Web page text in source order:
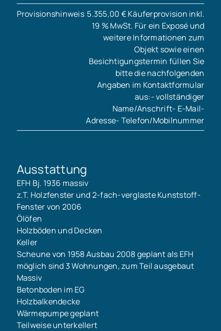
Provisionshinweis 5.355,00 € Käuferprovision inkl.
19 % MwSt. Für ein Exposé und
weitere Informationen zum
Objekt sowie einen
Besichtigungstermin füllen Sie
bitte die nachfolgenden
Angaben im Kontaktformular
aus:- vollständiger
Name/Anschrift- E-Mail-
Adresse- Telefon/Mobilnummer
Ausstattung
EFH Bj. 1936 massiv
z.T. Holzfenster und 2-fach-verglaste Kunststoff-
Fenster von 2006
Ölöfen
Holzböden und Decken
Keller
Scheune von 1958 Ausbau 2008 geplant als EFH
möglich sind 3 Wohnungen, zum Teil ausgebaut
Massiv
Betonboden im EG
Holzbalkendecke
Wärmepumpe geplant
Teilweise unterkellert